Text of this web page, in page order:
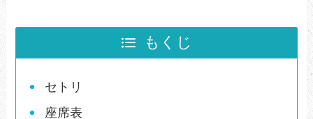
もくじ
セトリ
座席表